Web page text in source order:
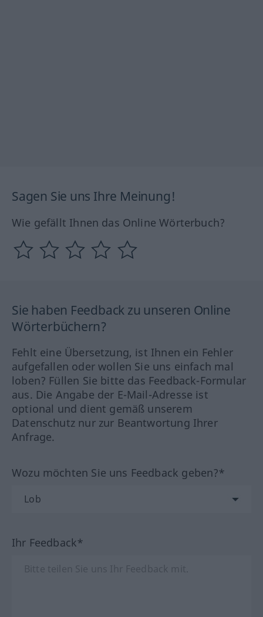
Sagen Sie uns Ihre Meinung!
Wie gefällt Ihnen das Online Wörterbuch?
Sie haben Feedback zu unseren Online
Wörterbüchern?
Fehlt eine Übersetzung, ist Ihnen ein Fehler
aufgefallen oder wollen Sie uns einfach mal
loben? Füllen Sie bitte das Feedback-Formular
aus. Die Angabe der E-Mail-Adresse ist
optional und dient gemäß unserem
Datenschutz nur zur Beantwortung Ihrer
Anfrage.
Wozu möchten Sie uns Feedback geben?*
Ihr Feedback*